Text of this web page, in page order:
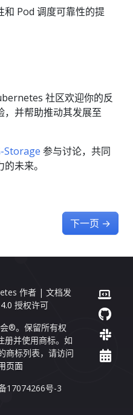
和 Pod 调度可靠性的提
社区欢迎你的反
，并帮助推动其发展至
Storage 参与讨论，共同
未来。
下一页 →
作者 | 文档发
授权许可
®。保留所有权
册并使用商标。如
商标列表，请访问
页面
17074266号-3